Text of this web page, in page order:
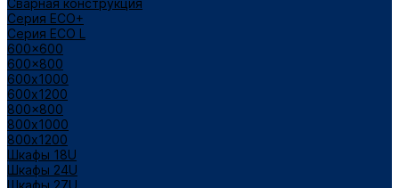
Сварная конструкция
Серия ECO+
Серия ECO L
600x600
600x800
600х1000
600х1200
800x800
800х1000
800х1200
Шкафы 18U
Шкафы 24U
Шкафы 27U